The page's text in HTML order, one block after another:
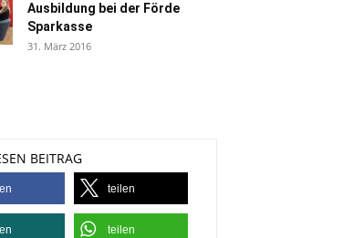
Ausbildung bei der Förde
Sparkasse
31. März 2016
BEITRAG
teilen
teilen